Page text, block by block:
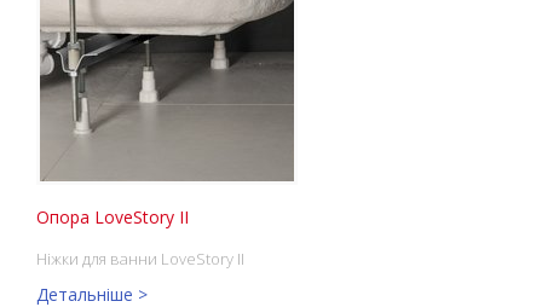
Опора LoveStory II
Ніжки для ванни LoveStory II
Детальніше >